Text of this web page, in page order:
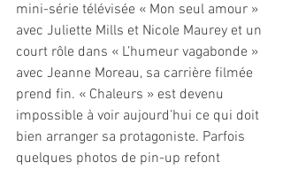
mini-série télévisée « Mon seul amour »
avec Juliette Mills et Nicole Maurey et un
court rôle dans « L’humeur vagabonde »
avec Jeanne Moreau, sa carrière filmée
prend fin. « Chaleurs » est devenu
impossible à voir aujourd’hui ce qui doit
bien arranger sa protagoniste. Parfois
quelques photos de pin-up refont